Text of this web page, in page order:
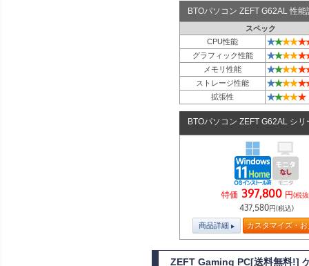
BTOパソコン ZEFT G62AL 性
スペック
CPU性能
★★★★★
グラフィック性能 ★★★★★
メモリ性能 ★★★★★
ストレージ性能 ★★★★★
拡張性 ★★★★★
BTOパソコン ZEFT G62AL シリ
特価 397,800 円(税
437,580円(税込)
商品詳細 カスタマイズ・
ZEFT Gaming PC[送料無料!]